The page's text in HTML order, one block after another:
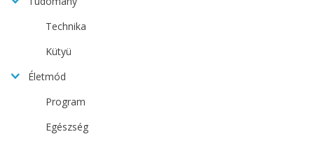
Technika
Kütyü
Életmód
Program
Egészség